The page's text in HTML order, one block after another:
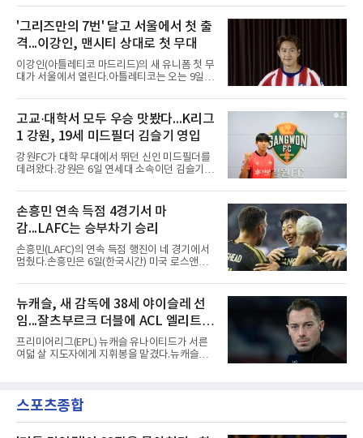
이어간다.스페인 프로축구 프리메라리가 '거함'
레알 마드리드는 7일(한국시간) 비니시우스와
2032년 6월 30일까지 유효한 6년 연장 계약에
합의했다고 공식 발표했다. 비니시우스는 재계
약 확정 후 사회관계망서비스(SNS)에 베르나베
우에서의 8년은 너무 짧다며, 앞으로 6년, 그리
고 영원히 함께하겠다고 애정을 드러냈다.성사
관심을 받았는데, 18개월간 이어진 재계약 협상
이 한때 교착됐기 때문이다. 그러
'그리즈만의 7번' 달고 서울에서 첫 출
격...이강인, 맨시티 상대로 첫 무대
이강인(아틀레티코 마드리드)의 새 유니폼 첫 무
대가 서울에서 열린다.아틀레티코는 오는 9일
와 2026 쿠팡플레이 시리즈 친선 경기를 치른다.
구단 소집 명단에 이강인이 포함되면서 변수가
없는 한 그의 첫 출격은 서울이 된다.등번호부터
무게가 실렸다. 이강인은 첫 경기부터 7번을 단
다. 2010년대 팀의 전성기를 이끈 앙투안 그리즈
만이 달았던 번호다.합류 과정은 순탄치 않았다.
스페인으로 건너가려던 그는 병역 특례 행정 절
짧게 호흡을 맞춰 경기에 나선다.역할도 관심사
다. 유려한 탈압박과
고교·대학서 모두 우승 맛봤다...K리그
1 강원, 19세 미드필더 김슬기 영입
강원FC가 대학 무대에서 뛰던 신인 미드필더를
데려왔다.강원은 6일 연세대 소속이던 김슬기
조건을 갖췄다.이력은 우승으로 채워져 있다. 수
원고 시절 주축으로 활약하며 지난해 전국고등
리그와 추계전국고등대회 우승에 기여했고, 올
해 연세대 진학 후에는 춘계한산대첩기대학대회
정상에 올랐다. 2024년에는 17세 이하(U-17) 대
표팀 훈련에도 소집됐다.김슬기는 입단하게 돼
기쁘고 영광이라며 프로 무대에서도 성장해 팀
손흥민 연속 득점 4경기서 마
감...LAFC는 승부차기 승리
손흥민(LAFC)의 연속 득점 행진이 네 경기에서
멈췄다.손흥민은 6일(한국시간) 미국 로스앤젤
컵 리그 페이즈 1차전 치바스 과달라하라(멕시
코)전에 선발 출전했으나 공격포인트 없이 후반
41분 타일러 보이드와 교체됐다. 이날 골을 넣었
다면 공식전 5경기 연속 득점이었다. 다만 메이
저리그사커(MLS)에서 이어온 4경기 연속골 기
록은 유지된다.경기는 팽팽했다. 전반 38분 다비
드 마르티네스의 땅볼 크로스를 드니 부앙가가
으로 골대 오른쪽 하단을 찔러 균형을 맞췄다.승
부는 승부차기로 갈렸다. LAFC는
뉴캐슬, 새 감독에 38세 야이슬레 선
임...잘츠부르크 더블에 ACL 엘리트 2
연패 경력
프리미어리그(EPL) 뉴캐슬 유나이티드가 서른
여덟 살 지도자에게 지휘봉을 맡겼다.뉴캐슬은
럽 축구계에서 가장 촉망받는 젊은 감독을 데려
왔다고 밝혔다.이력은 이른 나이에 쌓였다. 서른
스포츠종합